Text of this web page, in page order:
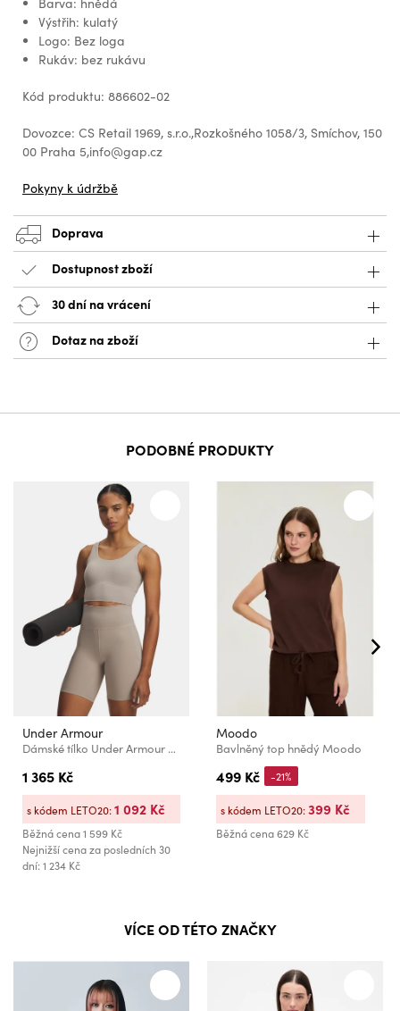
Výstřih: kulatý
Logo: Bez loga
Rukáv: bez rukávu
Kód produktu: 886602-02
Dovozce: CS Retail 1969, s.r.o.,Rozkošného 1058/3, Smíchov, 150
00 Praha 5,info@gap.cz
Pokyny k údržbě
Doprava
Dostupnost zboží
30 dní na vrácení
Dotaz na zboží
PODOBNÉ PRODUKTY
Under Armour
Dámské tílko Under Armour Meridian Fitted Crop Tank
1 365 Kč
Běžná cena1 599 Kč
Nejnižší cena za posledních 30
dní: 1 234 Kč
s kódem LETO20:1 092 Kč
Moodo
Bavlněný top hnědý Moodo
499 Kč
Běžná cena629 Kč
-21%
s kódem LETO20:399 Kč
VÍCE OD TÉTO ZNAČKY